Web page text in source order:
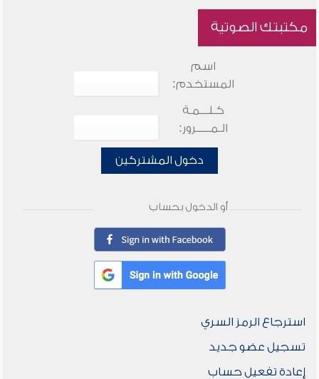
مكتبتك الصوتية
اسم
المستخدم:
كـلـــمـة
الـمـــــرور:
دخول المشتركين
أو الدخول بحساب
استرجاع الرمز السري
تسجيل عضو جديد
إعادة تفعيل حساب